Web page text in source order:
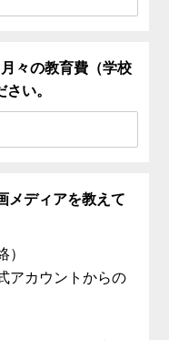
々の教育費（学校
い。
メディアを教えて
）
アカウントからの